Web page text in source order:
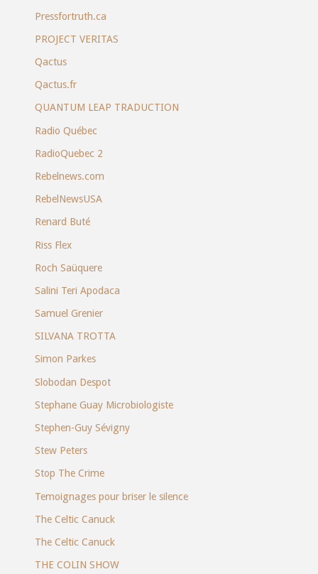
Pressfortruth.ca
PROJECT VERITAS
Qactus
Qactus.fr
QUANTUM LEAP TRADUCTION
Radio Québec
RadioQuebec 2
Rebelnews.com
RebelNewsUSA
Renard Buté
Riss Flex
Roch Saüquere
Salini Teri Apodaca
Samuel Grenier
SILVANA TROTTA
Simon Parkes
Slobodan Despot
Stephane Guay Microbiologiste
Stephen-Guy Sévigny
Stew Peters
Stop The Crime
Temoignages pour briser le silence
The Celtic Canuck
The Celtic Canuck
THE COLIN SHOW